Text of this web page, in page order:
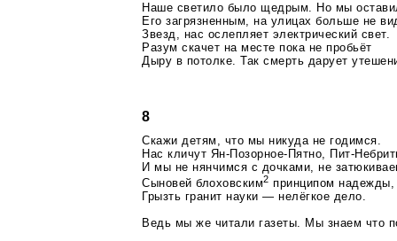
Наше светило было щедрым. Но мы
Его загрязненным, на улицах больше не
Звезд, нас ослепляет электрический свет.
Разум скачет на месте пока не пробьёт
Дыру в потолке. Так смерть дарует
8
Скажи детям, что мы никуда не годимся.
Нас кличут Ян-Позорное-Пятно, Пит-
И мы не нянчимся с дочками, не
Сыновей блоховским2 принципом надежды,
Грызть гранит науки — нелёгкое дело.
Ведь мы же читали газеты. Мы знаем что